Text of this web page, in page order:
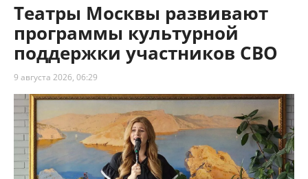
Театры Москвы развивают
программы культурной
поддержки участников СВО
9 августа 2026, 06:29